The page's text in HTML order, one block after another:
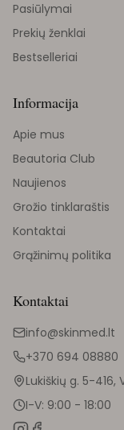
Pasiūlymai
Prekių ženklai
Bestselleriai
Informacija
Apie mus
Beautoria Club
Naujienos
Grožio tinklaraštis
Kontaktai
Grąžinimų politika
Kontaktai
info@skinmed.lt
+370 694 08880
Lukiškių g. 5-416,
I-V: 9:00 - 18:00